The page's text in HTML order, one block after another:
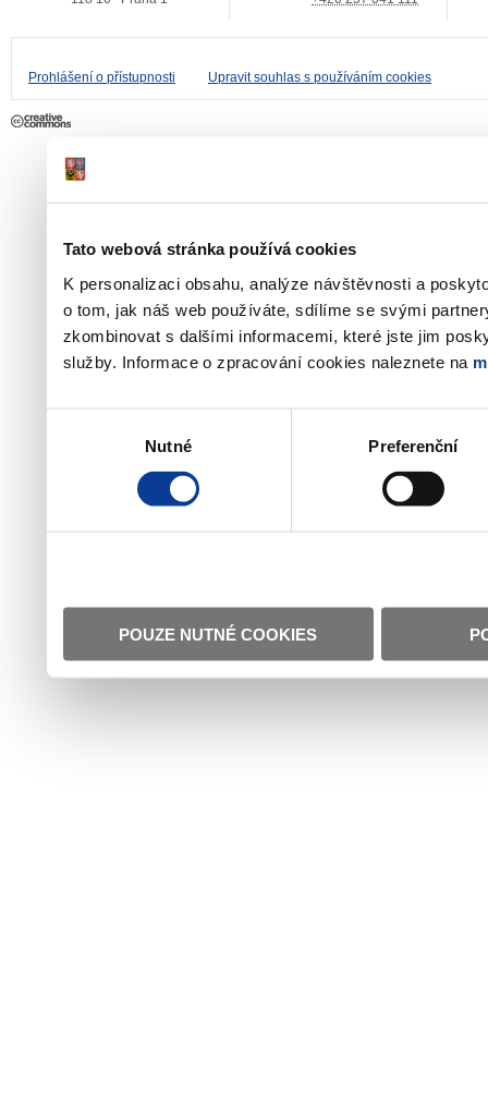
Tato webová stránka používá cookies
K personalizaci obsahu, analýze návštěvnosti a
o tom, jak náš web používáte, sdílíme se svými
zkombinovat s dalšími informacemi, které jste jim
služby. Informace o zpracování cookies naleznete na
Nutné Preferenční
POUZE NUTNÉ COOKIES
Prohlášení o přístupnosti Upravit souhlas s používáním cookies